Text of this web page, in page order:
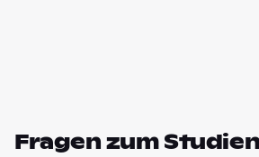
Fragen zum